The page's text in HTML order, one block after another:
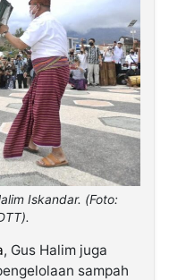
Iskandar. (Foto:
, Gus Halim juga
sampah